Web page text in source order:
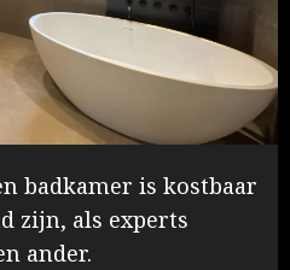
badkamer is kostbaar
zijn, als experts
ander.